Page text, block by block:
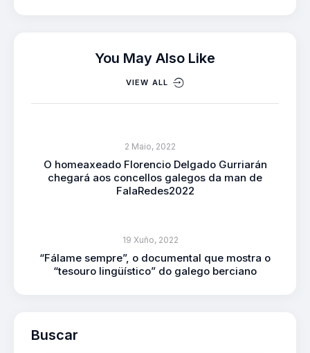
You May Also Like
VIEW ALL
2 Maio, 2022
O homeaxeado Florencio Delgado Gurriarán
chegará aos concellos galegos da man de
FalaRedes2022
19 Xuño, 2022
“Fálame sempre”, o documental que mostra o
“tesouro lingüístico” do galego berciano
Buscar